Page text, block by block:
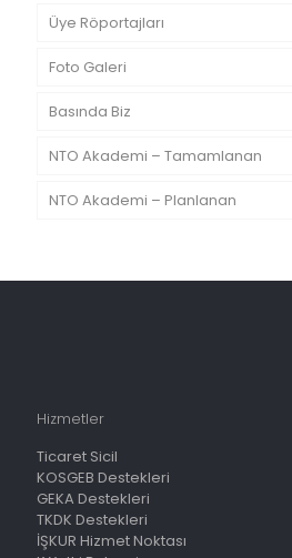
Üye Röportajları
Foto Galeri
Basında Biz
NTO Akademi – Tamamlanan
NTO Akademi – Planlanan
Hizmetler
Ticaret Sicil
KOSGEB Destekleri
GEKA Destekleri
TKDK Destekleri
İŞKUR Hizmet Noktası